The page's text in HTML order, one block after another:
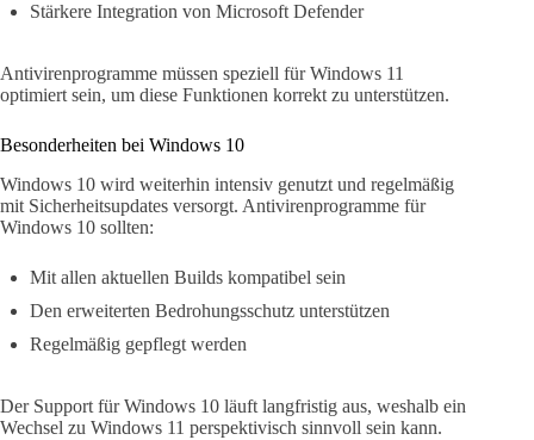
Stärkere Integration von Microsoft Defender
Antivirenprogramme müssen speziell für Windows 11
optimiert sein, um diese Funktionen korrekt zu unterstützen.
Besonderheiten bei Windows 10
Windows 10 wird weiterhin intensiv genutzt und regelmäßig
mit Sicherheitsupdates versorgt. Antivirenprogramme für
Windows 10 sollten:
Mit allen aktuellen Builds kompatibel sein
Den erweiterten Bedrohungsschutz unterstützen
Regelmäßig gepflegt werden
Der Support für Windows 10 läuft langfristig aus, weshalb ein
Wechsel zu Windows 11 perspektivisch sinnvoll sein kann.